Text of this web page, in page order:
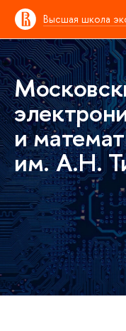
Высшая школа
и
им. А.Н.